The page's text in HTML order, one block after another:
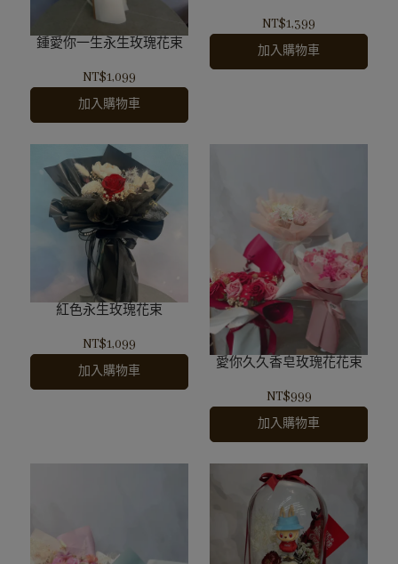
鍾愛你一生永生玫瑰花束
NT$1,099
加入購物車
NT$1,399
加入購物車
紅色永生玫瑰花束
NT$1,099
加入購物車
愛你久久香皂玫瑰花花束
NT$999
加入購物車